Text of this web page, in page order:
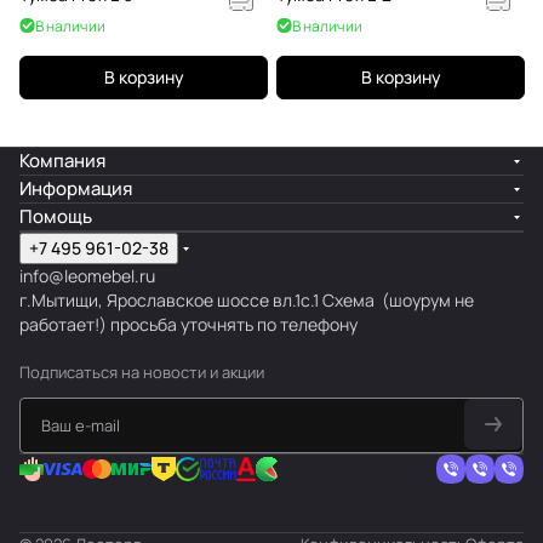
В наличии
В корзину
В наличии
В корзину
Компания
Информация
Помощь
+7 495 961-02-38
info@leomebel.ru
г.Мытищи, Ярославское шоссе вл.1с.1 Схема (шоурум не
работает!) просьба уточнять по телефону
Подписаться на новости и акции